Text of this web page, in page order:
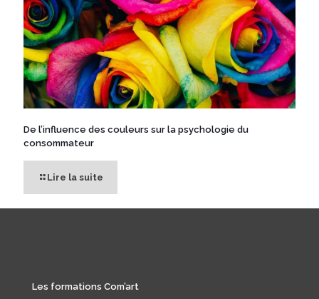
De l’influence des couleurs sur la psychologie du
consommateur
Lire la suite
Les formations Com’art